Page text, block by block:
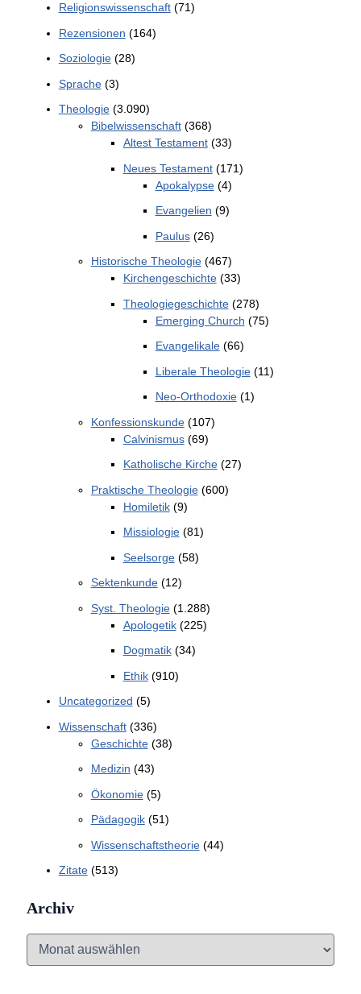
Religionswissenschaft(71)
Rezensionen (164)
Soziologie(28)
Sprache(3)
Theologie(3.090)
Bibelwissenschaft(368)
Altest Testament(33)
Neues Testament(171)
Apokalypse(4)
Evangelien (9)
Paulus(26)
Historische Theologie(467)
Kirchengeschichte(33)
Theologiegeschichte(278)
Emerging Church (75)
Evangelikale(66)
Liberale Theologie(11)
Neo-Orthodoxie(1)
Konfessionskunde(107)
Calvinismus(69)
Katholische Kirche(27)
Praktische Theologie(600)
Homiletik(9)
Missiologie(81)
Seelsorge(58)
Sektenkunde(12)
Syst. Theologie(1.288)
Apologetik(225)
Dogmatik(34)
Ethik(910)
Uncategorized (5)
Wissenschaft(336)
Geschichte(38)
Medizin (43)
Ökonomie(5)
Pädagogik(51)
Wissenschaftstheorie(44)
Zitate(513)
Archiv